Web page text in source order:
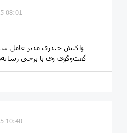
08:01
واکنش حیدری مدیر عامل
گفت‌وگوی وی با برخی
10:40